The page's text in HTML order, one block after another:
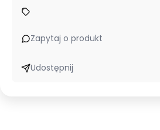
Zapytaj o produkt
Udostępnij